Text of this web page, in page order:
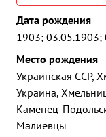
Дата рождения
1903; 03.05.1903;
Место рождения
Украинская ССР,
Украина,
Каменец-
Малиевцы